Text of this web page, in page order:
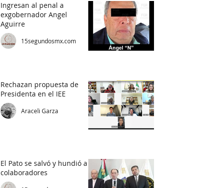
Ingresan al penal a
exgobernador Angel
Aguirre
15segundosmx.com
Rechazan propuesta de
Presidenta en el IEE
Araceli Garza
El Pato se salvó y hundió a
colaboradores